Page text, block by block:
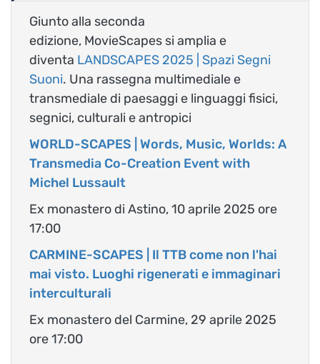
Giunto alla seconda
edizione, MovieScapes si amplia e
diventa LANDSCAPES 2025 | Spazi Segni
Suoni. Una rassegna multimediale e
transmediale di paesaggi e linguaggi fisici,
segnici, culturali e antropici
WORLD-SCAPES | Words, Music, Worlds: A
Transmedia Co-Creation Event with
Michel Lussault
Ex monastero di Astino, 10 aprile 2025 ore
17:00
CARMINE-SCAPES | Il TTB come non l'hai
mai visto. Luoghi rigenerati e immaginari
interculturali
Ex monastero del Carmine, 29 aprile 2025
ore 17:00